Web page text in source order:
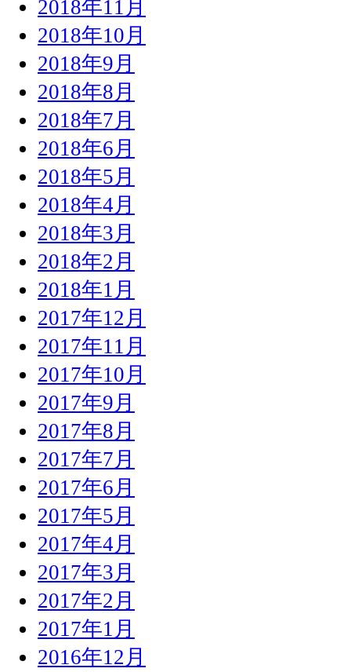
2018年11月
2018年10月
2018年9月
2018年8月
2018年7月
2018年6月
2018年5月
2018年4月
2018年3月
2018年2月
2018年1月
2017年12月
2017年11月
2017年10月
2017年9月
2017年8月
2017年7月
2017年6月
2017年5月
2017年4月
2017年3月
2017年2月
2017年1月
2016年12月